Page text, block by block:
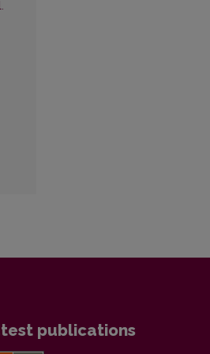
publications